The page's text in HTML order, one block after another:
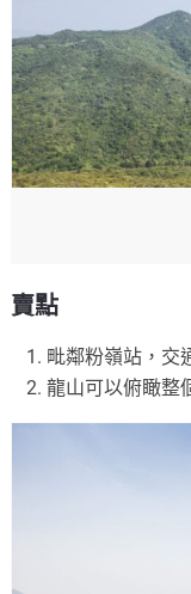
賣點
毗鄰粉嶺站，交
龍山可以俯瞰整